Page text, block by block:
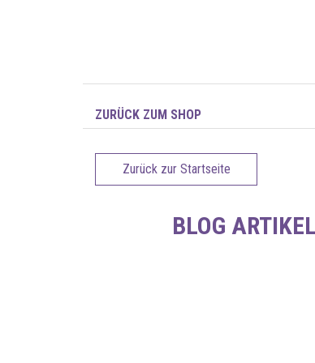
ZURÜCK ZUM SHOP
Zurück zur Startseite
BLOG